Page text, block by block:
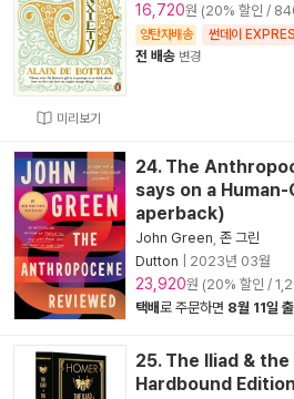
미리보기
16,720원 (20% 할인 /
양탄자배송 썬데이
전 배송 변경
24. The
says on a
aperback)
John Green 존 그린
Dutton
2023년 03월
23,920원 (20% 할인 /
택배로 주문하면 8월 11일
25. The Iliad &
Hardbound